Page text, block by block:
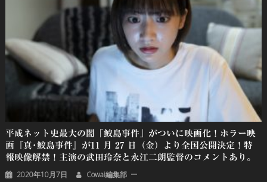
平成ネット史最大の闇「鮫島事件」がついに映画化！ホラー映
画『真･鮫島事件』が11 月 27 日（金）より全国公開決定！特
報映像解禁！主演の武田玲奈と永江二朗監督のコメントあり。
2020年10月7日 Cowai編集部